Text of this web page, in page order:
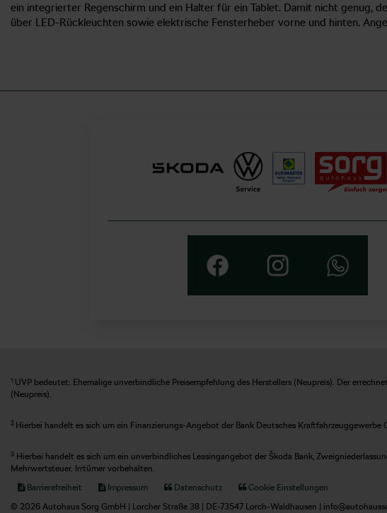
ein integrierter Regenschirm und ein Halter für ein Tablet. Damit nicht genug,
über LED-Rückleuchten sowie elektrische Fensterheber vorne und hinten.
1 UVP bedeutet: Ehemalige unverbindliche Preisempfehlung des Herstellers (Neupreis). Der
(Neupreis).
2 Hierbei handelt es sich um ein Finanzierungs-Angebot der Bank Deutsches
3 Hierbei handelt es sich um ein unverbindliches Leasingangebot der Škoda Bank,
Mehrwertsteuer. Irrtümer vorbehalten.
Barrierefreiheit
Impressum Datenschutz
Cookie Einstellungen
© 2026 Autohaus Sorg GmbH | Lorcher Straße 38 | DE-73547 Lorch-Waldhausen |